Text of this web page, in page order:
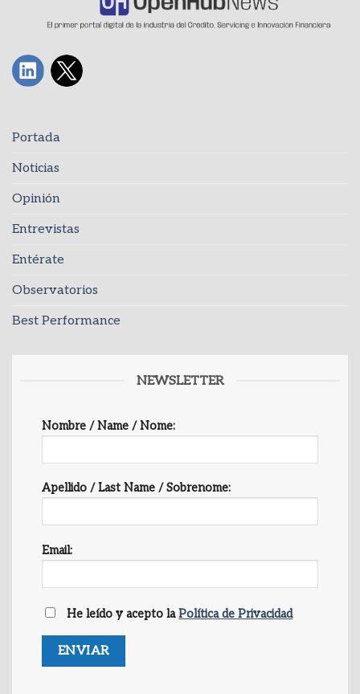
Portada
Noticias
Opinión
Entrevistas
Entérate
Observatorios
Best Performance
NEWSLETTER
Nombre / Name / Nome:
Apellido / Last Name / Sobrenome:
Email:
He leído y acepto laPolítica de Privacidad